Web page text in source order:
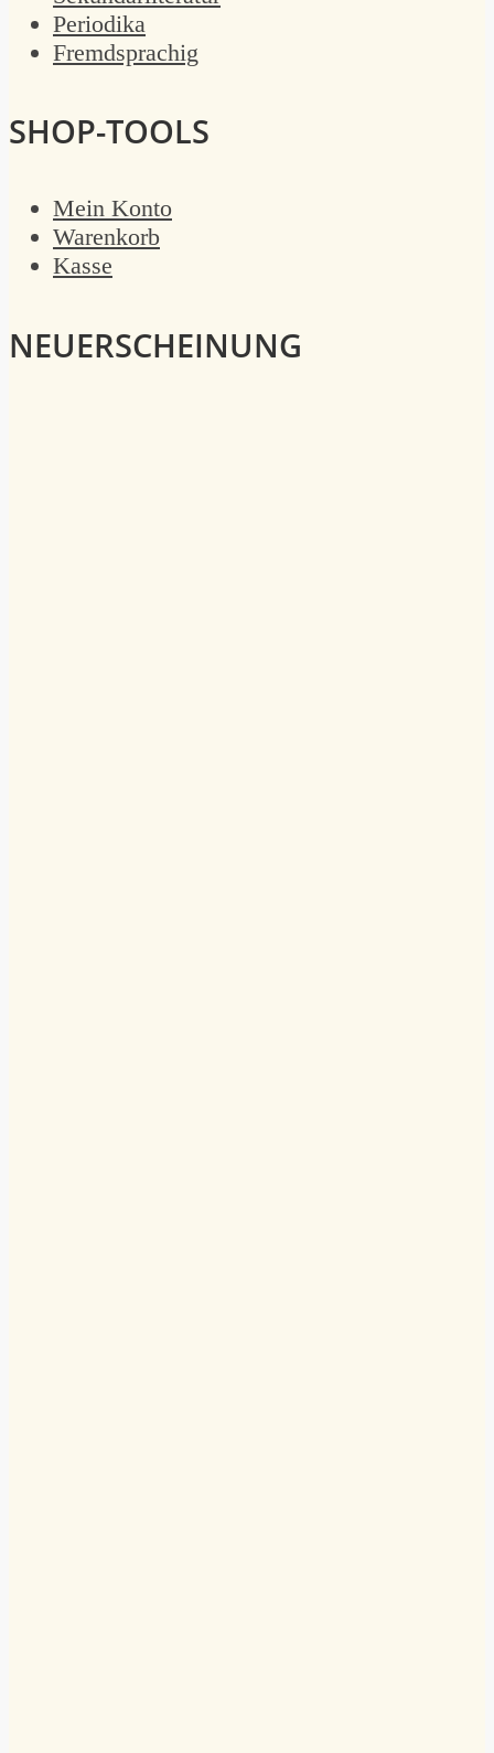
Periodika
Fremdsprachig
SHOP-TOOLS
Mein Konto
Warenkorb
Kasse
NEUERSCHEINUNG